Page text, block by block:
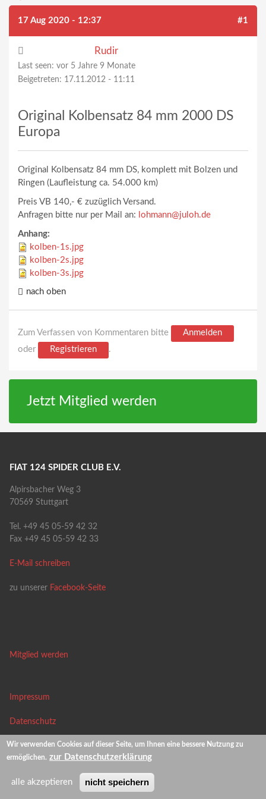
17 Aug 2020 - 12:37 #1
Rudir
Last seen: vor 5 Jahre 9 Monate
Beigetreten: 17.11.2012 - 11:11
Original Kolbensatz 84 mm 2000 DS
Europa
Original Kolbensatz 84 mm DS, komplett mit Bolzen und
Ringen (Laufleistung ca. 54.000 km)
Preis VB 140,- € zuzüglich Versand.
Anfragen bitte nur per Mail an: lohmann@juloh.de
Anhang:
kolben-1s.jpg
kolben-2s.jpg
kolben-3s.jpg
nach oben
Zum Verfassen von Kommentaren bitte
Anmelden
oder
Registrieren .
Jetzt Mitglied werden
FIAT 124 SPIDER CLUB E.V.
Alpirsbacher Weg 3
70569 Stuttgart
Tel. +49 45 05-59 42 32
Fax +49 45 05-59 42 33
E-Mail schreiben
zu unserer Facebook-Seite
Mitglied werden
Impressum
Datenschutz
News-Archiv
Wir verwenden Cookies auf dieser Seite, um Ihnen eine bessere Nutzung zu
ermöglichen. zur Datenschutzerklärung
alle akzeptieren nicht speichern